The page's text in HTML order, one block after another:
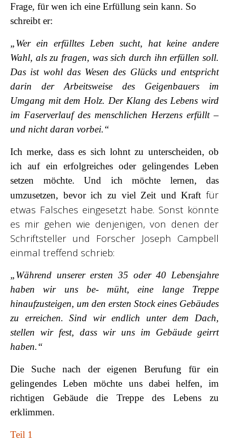
Frage, für wen ich eine Erfüllung sein kann. So
schreibt er:
„Wer ein erfülltes Leben sucht, hat keine andere
Wahl, als zu fragen, was sich durch ihn erfüllen soll.
Das ist wohl das Wesen des Glücks und entspricht
darin der Arbeitsweise des Geigenbauers im
Umgang mit dem Holz. Der Klang des Lebens wird
im Faserverlauf des menschlichen Herzens erfüllt –
und nicht daran vorbei.“
Ich merke, dass es sich lohnt zu unterscheiden, ob
ich auf ein erfolgreiches oder gelingendes Leben
setzen möchte. Und ich möchte lernen, das
umzusetzen, bevor ich zu viel Zeit und Kraft für
etwas Falsches eingesetzt habe. Sonst könnte
es mir gehen wie denjenigen, von denen der
Schriftsteller und Forscher Joseph Campbell
einmal treffend schrieb:
„Während unserer ersten 35 oder 40 Lebensjahre
haben wir uns be- müht, eine lange Treppe
hinaufzusteigen, um den ersten Stock eines Gebäudes
zu erreichen. Sind wir endlich unter dem Dach,
stellen wir fest, dass wir uns im Gebäude geirrt
haben.“
Die Suche nach der eigenen Berufung für ein
gelingendes Leben möchte uns dabei helfen, im
richtigen Gebäude die Treppe des Lebens zu
erklimmen.
Teil 1